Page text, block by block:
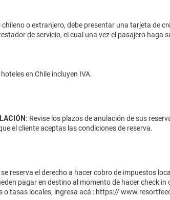
chileno o extranjero, debe presentar una tarjeta de
de servicio, el cual una vez el pasajero haga
hoteles en Chile incluyen IVA.
Revise los plazos de anulación de sus
el cliente aceptas las condiciones de reserva.
reserva el derecho a hacer cobro de impuestos
pagar en destino al momento de hacer check
tasas locales, ingresa acá : https://